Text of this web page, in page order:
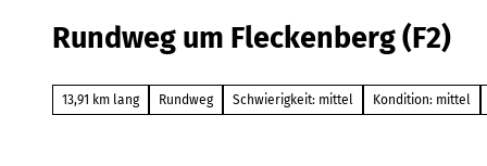
Rundweg um Fleckenberg (F2)
13,91 km lang Rundweg Schwierigkeit: mittel Kondition: mittel